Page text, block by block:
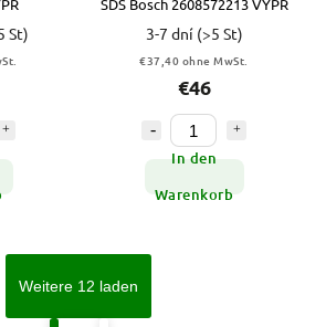
St)
SDS Bosch 2608572213 VYPR
3-7 dní (>5 St)
€37,40 ohne MwSt.
€46
In den
Warenkorb
Weitere 12 laden